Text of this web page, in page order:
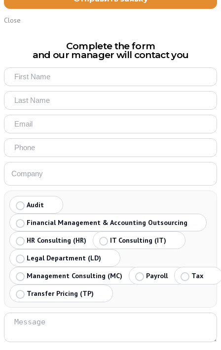
Close
Complete the form
and our manager will contact you
Audit
Financial Management & Accounting Outsourcing
HR Consulting (HR)
IT Consulting (IT)
Legal Department (LD)
Management Consulting (MC)
Payroll
Tax
Transfer Pricing (TP)